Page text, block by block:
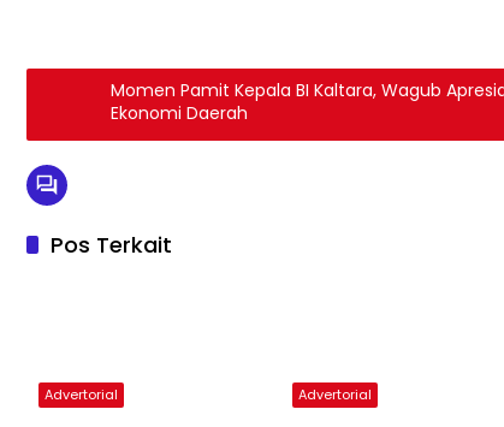
Momen Pamit Kepala BI Kaltara, Wagub
Ekonomi Daerah
Pos Terkait
Advertorial Advertorial